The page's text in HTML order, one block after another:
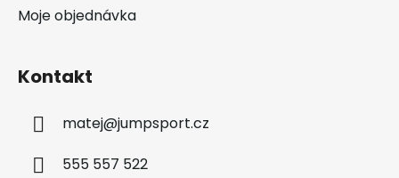
Moje objednávka
Kontakt
matej@jumpsport.cz
555 557 522